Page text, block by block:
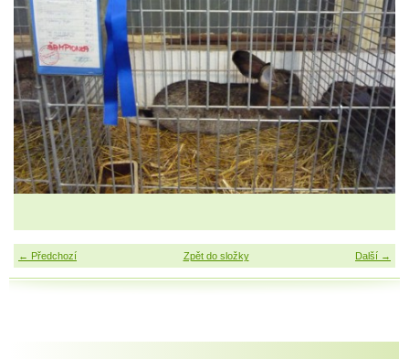
← Předchozí Další →
Zpět do složky